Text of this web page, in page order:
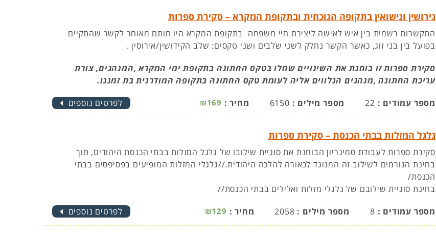
גירושין ונישואין בתקופה הנוכחית ובתקופת המקרא – סקירת ספרות
התקשרות רשמית בין איש לאישה ליצירת חיי משפחה בתקופת המקרא היו חותם מאוחר לקשר שהתקיים
בפועל בין בני זוג, כאשר הקשר נחלק לשני שלבים ושני טקסים: שלב הקידושין/אירוסין .
סקירת ספרות זו בוחנת את השינויים שחלו בטקס החתונה בתקופת ימי המקרא ,המנהגים, צורת
עריכת החתונה ,מנהגים הנלווים אליה לעומת טקס החתונה בתקופה המודרנית בת זמננו.
מספר עמודים : 22 מספר מילים : 6150 מחיר : ₪169 לפרטים נוספים
גלגל המזלות בבתי הכנסת – סקירת ספרות
סקירת ספרות לעבודת סמינריון הבוחנת את סוגיית שילובו של גלגל המזלות בבתי הכנסת היהודים, תוך
בחינת הגורמים לשילוב זה המנוגד לכאורה להלכה היהודית.//גלגלי המזלות המופיעים בפסיפסים בבתי
הכנסת/
בחינת סוגיית שילובם של גלגלי מזלות ואלילים בבתי הכנסת//
מספר עמודים : 8 מספר מילים : 2058 מחיר : ₪129 לפרטים נוספים